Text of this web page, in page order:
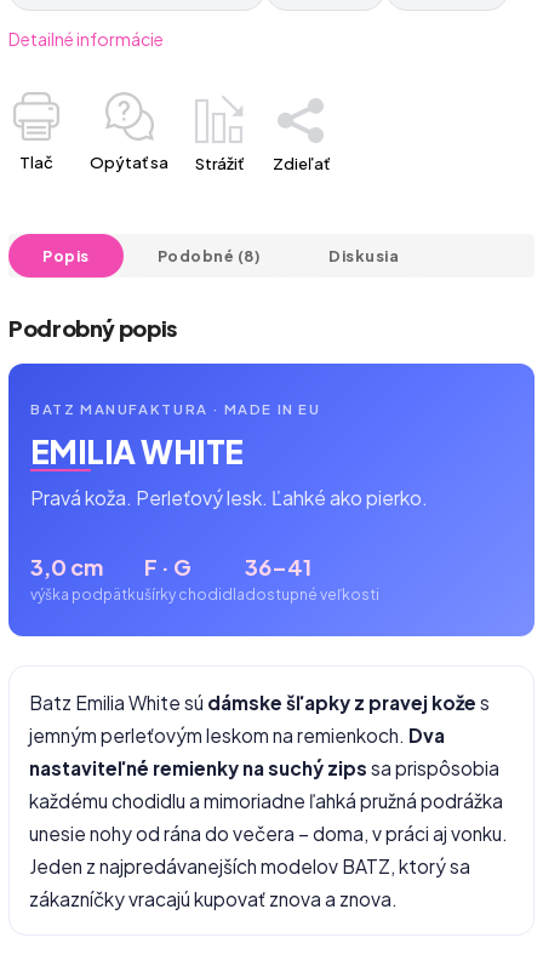
Detailné informácie
Tlač Opýtať sa Strážiť Zdieľať
Popis Podobné (8) Diskusia
Podrobný popis
BATZ MANUFAKTURA · MADE IN EU
EMILIA WHITE
Pravá koža. Perleťový lesk. Ľahké ako pierko.
3,0 cm
výška podpätku
F · G
šírky chodidla
36–41
dostupné veľkosti
Batz Emilia White sú dámske šľapky z pravej kože s
jemným perleťovým leskom na remienkoch. Dva
nastaviteľné remienky na suchý zips sa prispôsobia
každému chodidlu a mimoriadne ľahká pružná podrážka
unesie nohy od rána do večera – doma, v práci aj vonku.
Jeden z najpredávanejších modelov BATZ, ktorý sa
zákazníčky vracajú kupovať znova a znova.